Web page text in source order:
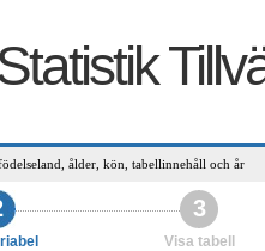
ålder, kön, tabellinnehåll och år
3
Visa tabell